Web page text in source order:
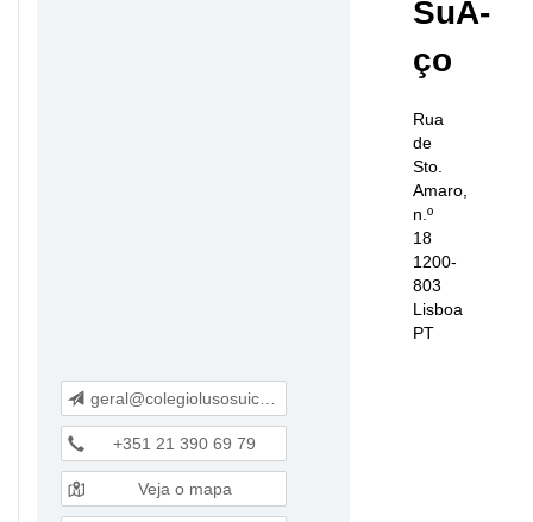
SuÃ­
ço
Rua
de
Sto.
Amaro,
n.º
18
1200-
803
Lisboa
PT
geral@colegiolusosuico.com
+351 21 390 69 79
Veja o mapa